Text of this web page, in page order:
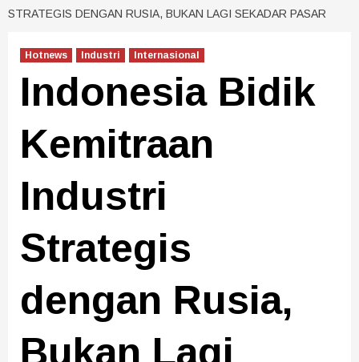
STRATEGIS DENGAN RUSIA, BUKAN LAGI SEKADAR PASAR
Hotnews Industri Internasional
Indonesia Bidik
Kemitraan
Industri
Strategis
dengan Rusia,
Bukan Lagi